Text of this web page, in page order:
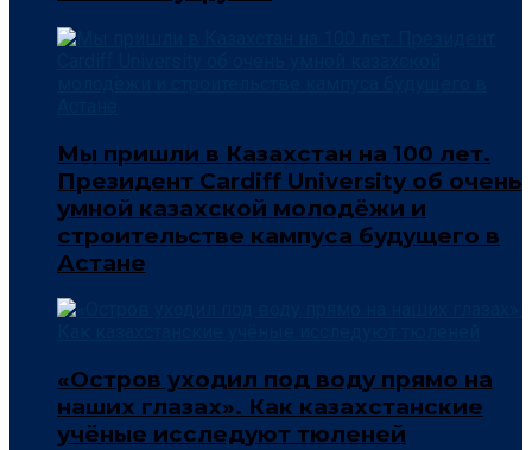
Мы пришли в Казахстан на 100 лет.
Президент Cardiff University об очень
умной казахской молодёжи и
строительстве кампуса будущего в
Астане
«Остров уходил под воду прямо на
наших глазах». Как казахстанские
учёные исследуют тюленей